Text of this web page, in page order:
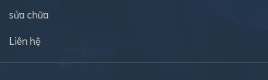
sửa chữa
Liên hệ